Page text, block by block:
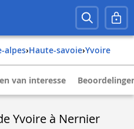
alpes› haute-savoie› yvoire
van interesse
Yvoire à Nernier